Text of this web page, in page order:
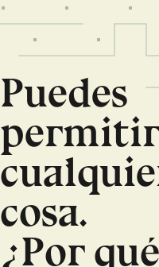
Puedes
cosa.
¿Por qué